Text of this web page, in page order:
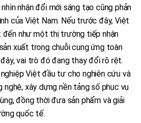
nhận đổi mới sáng tạo cũng phản
của Việt Nam. Nếu trước đây, Việt
như một thị trường tiếp nhận
xuất trong chuỗi cung ứng toàn
vai trò đó đang thay đổi rõ rệt.
Việt đầu tư cho nghiên cứu và
nghệ, xây dựng nền tảng số phục vụ
đồng thời đưa sản phẩm và giải
quốc tế.